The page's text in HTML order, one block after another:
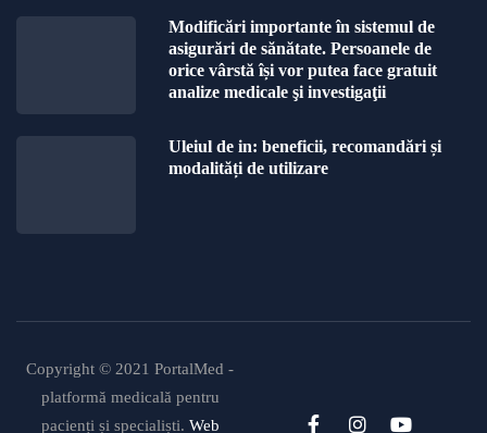
Modificări importante în sistemul de
asigurări de sănătate. Persoanele de
orice vârstă își vor putea face gratuit
analize medicale şi investigaţii
Uleiul de in: beneficii, recomandări și
modalități de utilizare
Copyright © 2021 PortalMed -
platformă medicală pentru
pacienți și specialiști. Web